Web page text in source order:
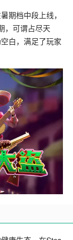
期档中段上线，
，可谓占尽天
白，满足了玩家